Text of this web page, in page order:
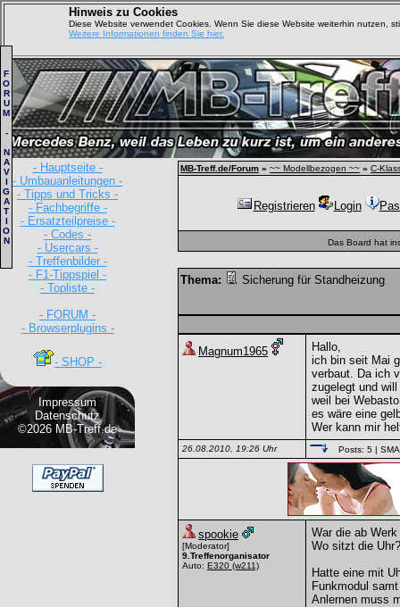
Hinweis zu Cookies
Diese Website verwendet Cookies. Wenn Sie diese Website weiterhin nutzen,
Weitere Informationen finden Sie hier.
- Hauptseite -
- Umbauanleitungen -
- Tipps und Tricks -
- Fachbegriffe -
- Ersatzteilpreise -
- Codes -
- Usercars -
- Treffenbilder -
- F1-Tippspiel -
- Topliste -
- FORUM -
- Browserplugins -
- SHOP -
Impressum
Datenschutz
©2026 MB-Treff.de
F
O
R
U
M
-
N
A
V
I
G
A
T
I
O
N
MB-Treff.de/Forum » ~~ Modellbezogen ~~ » C-
Registrieren Login
Das Board hat
Thema: Sicherung für Standheizung
Magnum1965
Hallo,
ich bin seit Mai
verbaut. Da ich
zugelegt und
weil bei
es wäre eine
Wer kann mir
26.08.2010, 19:26 Uhr Posts: 5 |
spookie
[Moderator]
9.Treffenorganisator
Auto: E320 (w211)
War die ab
Wo sitzt die Uhr?
Hatte eine mit
Funkmodul
Anlernen muss